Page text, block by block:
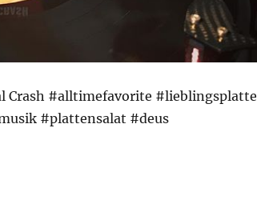
Crash #alltimefavorite #lieblingsplatte
#plattensalat #deus